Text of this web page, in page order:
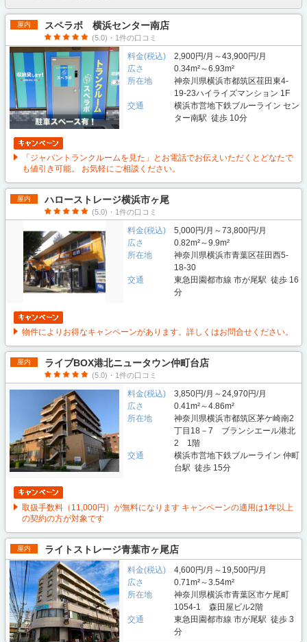
屋内 スペラボ 横浜センター南店
(5.0)・1件の口コミ
料金(税込)
2,900円/月～43,900円/月
広さ
0.34m²～6.93m²
所在地
神奈川県横浜市都筑区荏田東4-
19-23ハイライズマンション 1F
交通
横浜市営地下鉄ブルーライン セン
ター南駅 徒歩 10分
「ジャパントランクルームを見た」とお電話でお伝えいただくとどなたで
も値引き可能。 お気軽にご相談ください。
屋内 ハローストレージ横浜市ヶ尾
(5.0)・1件の口コミ
料金(税込)
5,000円/月～73,800円/月
広さ
0.82m²～9.9m²
所在地
神奈川県横浜市青葉区荏田西5-
18-30
交通
東急田園都市線 市が尾駅 徒歩 16
分
物件によりお得なキャンペーンがあります。詳しくはお問合せください。
屋内 ライブBOX港北ニュータウン仲町台店
(5.0)・1件の口コミ
料金(税込)
3,850円/月～24,970円/月
広さ
0.41m²～4.86m²
所在地
神奈川県横浜市都筑区茅ケ崎南2
丁目18－7 ブランシエール港北
2 1階
交通
横浜市営地下鉄ブルーライン 仲町
台駅 徒歩 15分
取扱手数料（11,000円）が無料になります キャンペーンの適用は1年以上
の契約の方が対象です
屋内 ライトストレージ青葉市ヶ尾店
料金(税込)
4,600円/月～19,500円/月
広さ
0.71m²～3.54m²
所在地
神奈川県横浜市青葉区市ケ尾町
1054-1 森田屋ビル2階
交通
東急田園都市線 市が尾駅 徒歩 3
分